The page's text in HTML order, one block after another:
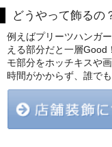
どうやって飾るの
例えばプリーツハンガ
える部分だと一層Good
モ部分をホッチキスや
時間がかからず、誰で